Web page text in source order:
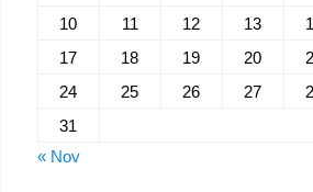
10
11 12 13
17
18 19 20
24
25 26 27
31
« Nov